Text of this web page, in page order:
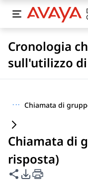
Cronologia
sull'utilizzo
··· Chiamata di
Chiamata di
risposta)
Condividi questa
Opzioni di